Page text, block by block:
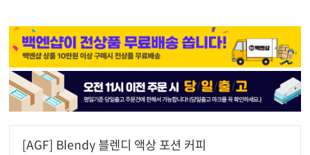
[AGF] Blendy 블렌디 액상 포션 커피